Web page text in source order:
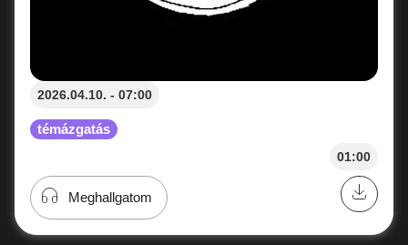
2026.04.10. - 07:00
témázgatás
01:00
Meghallgatom